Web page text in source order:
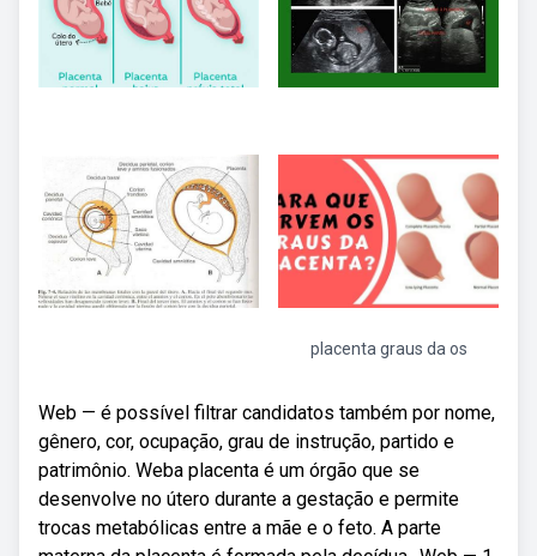
placenta graus da os
Web — é possível filtrar candidatos também por nome,
gênero, cor, ocupação, grau de instrução, partido e
patrimônio. Weba placenta é um órgão que se
desenvolve no útero durante a gestação e permite
trocas metabólicas entre a mãe e o feto. A parte